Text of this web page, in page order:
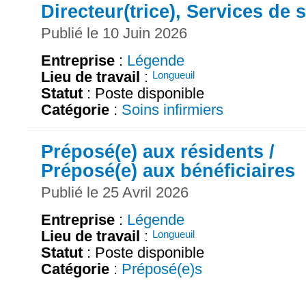
Directeur(trice), Services de
Publié le 10 Juin 2026
Entreprise : Légende
Lieu de travail : Longueuil
Statut : Poste disponible
Catégorie : Soins infirmiers
Préposé(e) aux résidents /
Préposé(e) aux bénéficiaires
Publié le 25 Avril 2026
Entreprise : Légende
Lieu de travail : Longueuil
Statut : Poste disponible
Catégorie : Préposé(e)s